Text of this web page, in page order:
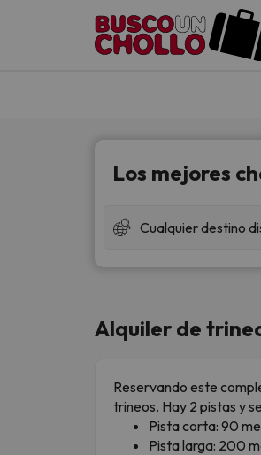
Los mejores
Cualquier destino
Alquiler de
Reservando este
trineos. Hay 2 pistas y
Pista corta: 90
Pista larga: 200